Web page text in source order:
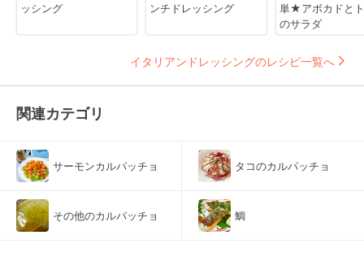
ッシング
ンチドレッシング
単★アボカドと
のサラダ
イタリアンドレッシングのレシピ一覧へ
関連カテゴリ
サーモンカルパッチョ タコのカルパッチョ
その他のカルパッチョ 鯛